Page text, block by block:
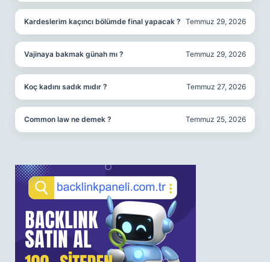
Kardeslerim kaçıncı bölümde final yapacak ? Temmuz 29, 2026
Vajinaya bakmak günah mı ? Temmuz 29, 2026
Koç kadını sadık mıdır ? Temmuz 27, 2026
Common law ne demek ? Temmuz 25, 2026